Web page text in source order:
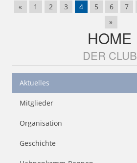
«
1 2 3 4 5 6 7
»
HOME
DER CLUB
Aktuelles
Mitglieder
Organisation
Geschichte